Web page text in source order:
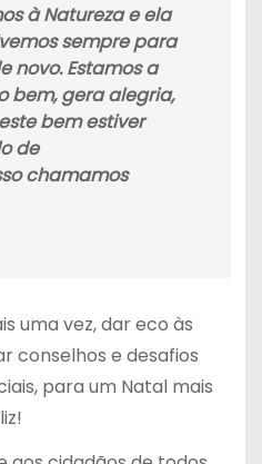
à Natureza e ela
sempre para
novo. Estamos a
bem, gera alegria,
bem estiver
de
chamamos
uma vez, dar eco às
conselhos e desafios
para um Natal mais